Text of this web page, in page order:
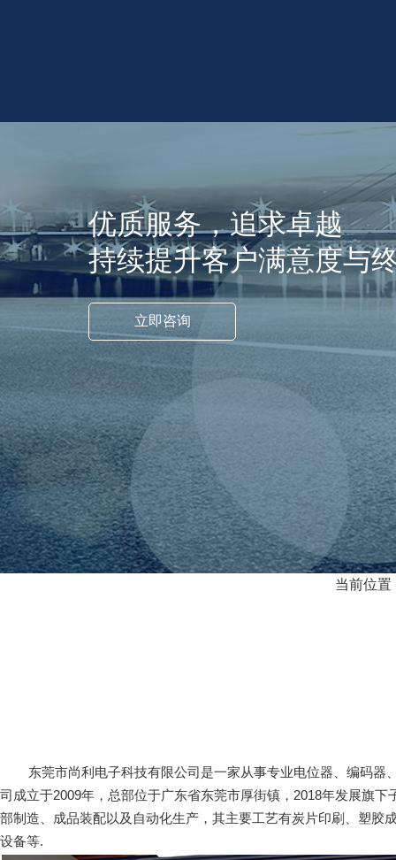
优质服务，追求卓越
持续提升客户满意度与
立即咨询
当前位
东莞市尚利电子科技有限公司是一家从事专业电位器、编码器
司成立于2009年，总部位于广东省东莞市厚街镇，2018年发展旗
部制造、成品装配以及自动化生产，其主要工艺有炭片印刷、塑
设备等.